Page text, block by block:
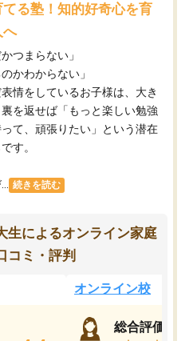
る塾！知的好奇心を育
へ
つまらない」
かわからない」
情をしているお子様は、大き
を返せば「もっと楽しい勉強
て、頑張りたい」という潜在
す。
続きを読む
生によるオンライン家庭
コミ・評判
オンライン校
総合評価